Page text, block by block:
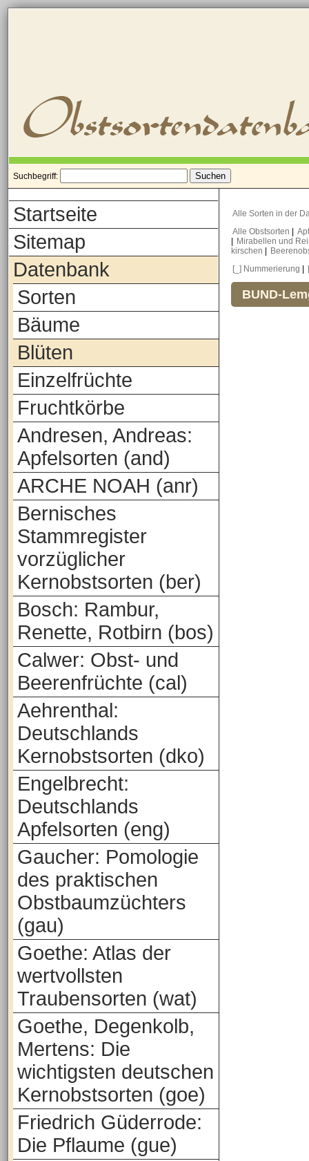
Suchbegriff:
Startseite
Sitemap
Datenbank
Sorten
Bäume
Blüten
Einzelfrüchte
Fruchtkörbe
Andresen, Andreas:
Apfelsorten (and)
ARCHE NOAH (anr)
Bernisches
Stammregister
vorzüglicher
Kernobstsorten (ber)
Bosch: Rambur,
Renette, Rotbirn (bos)
Calwer: Obst- und
Beerenfrüchte (cal)
Aehrenthal:
Deutschlands
Kernobstsorten (dko)
Engelbrecht:
Deutschlands
Apfelsorten (eng)
Gaucher: Pomologie
des praktischen
Obstbaumzüchters
(gau)
Goethe: Atlas der
wertvollsten
Traubensorten (wat)
Goethe, Degenkolb,
Mertens: Die
wichtigsten deutschen
Kernobstsorten (goe)
Friedrich Güderrode:
Die Pflaume (gue)
Alle Sorten in der
Alle Obstsorten
Mirabellen und
kirschen
[_] Nummerierung
BUND-